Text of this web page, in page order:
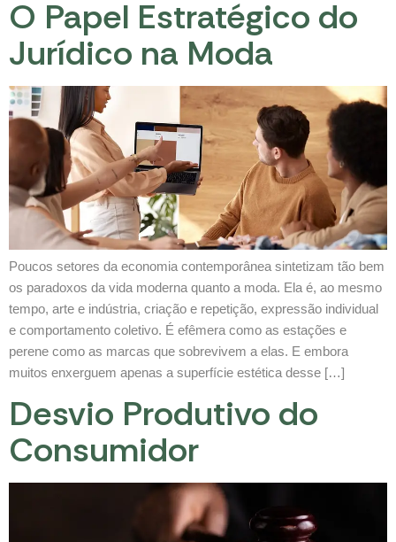
O Papel Estratégico do
Jurídico na Moda
Poucos setores da economia contemporânea sintetizam tão bem
os paradoxos da vida moderna quanto a moda. Ela é, ao mesmo
tempo, arte e indústria, criação e repetição, expressão individual
e comportamento coletivo. É efêmera como as estações e
perene como as marcas que sobrevivem a elas. E embora
muitos enxerguem apenas a superfície estética desse […]
Desvio Produtivo do
Consumidor